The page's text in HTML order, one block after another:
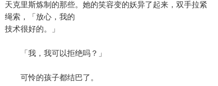
天克里斯炼制的那些。她的笑容变的妖异了起来，双手拉紧
绳索，「放心，我的
技术很好的。」
「我，我可以拒绝吗？」
可怜的孩子都结巴了。